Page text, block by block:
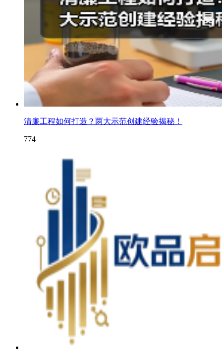
清廉工程如何打造？两大示范创建经验揭秘！
774